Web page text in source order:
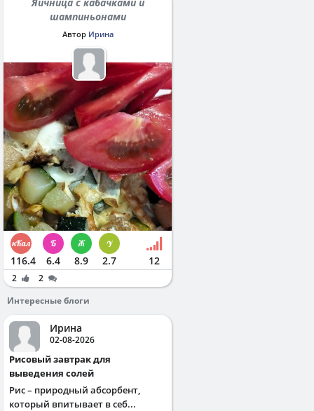
шампиньонами
Автор Ирина
116.4 6.4 8.9 2.7 12
2
2
Интересные блоги
Ирина
02-08-2026
Рисовый завтрак для
выведения солей
Рис – природный абсорбент,
который впитывает в себ...